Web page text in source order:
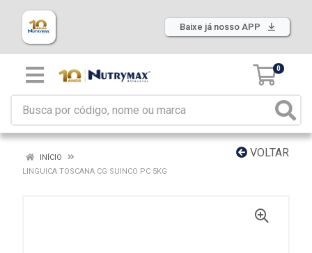
Baixe já nosso APP
0
VOLTAR
INÍCIO
LINGUICA TOSCANA CG SUINCO PC 5KG